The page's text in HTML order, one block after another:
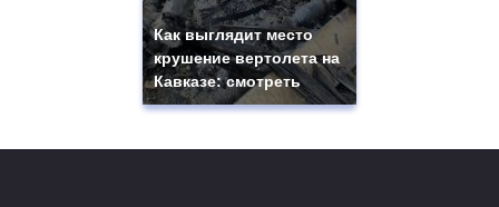
Как выглядит место
крушение вертолета на
Кавказе: смотреть